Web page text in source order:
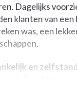
Dagelijks
klanten van een
was, een
en